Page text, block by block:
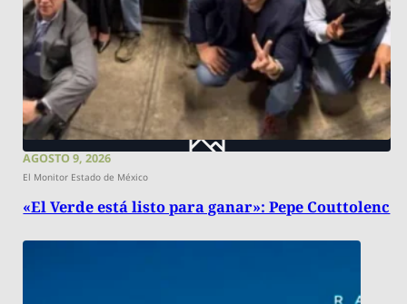
AGOSTO 9, 2026
El Monitor Estado de México
«El Verde está listo para ganar»: Pepe Couttolenc